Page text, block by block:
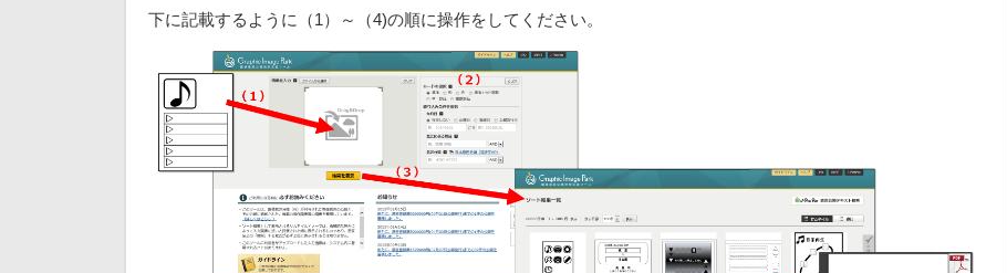
下に記載するように（1）～（4)の順に操作をしてください。